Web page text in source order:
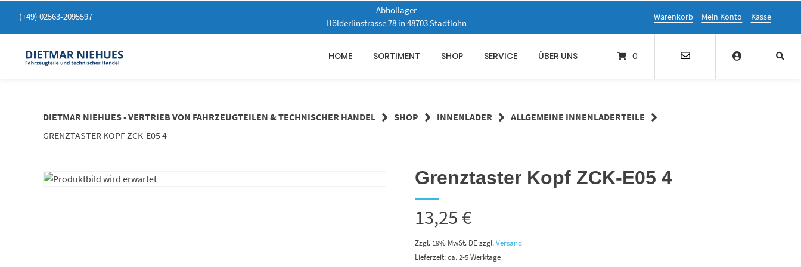
zum
(+49) 02563-2095597
Abhollager
Hölderlinstrasse 78 in 48703 Stadtlohn
Warenkorb Mein Konto Kasse
HOME SORTIMENT SHOP SERVICE ÜBER UNS 0
DIETMAR NIEHUES - VERTRIEB VON FAHRZEUGTEILEN & TECHNISCHER HANDEL SHOP INNENLADER
ALLGEMEINE INNENLADERTEILE
GRENZTASTER KOPF ZCK-E05 4
Grenztaster Kopf ZCK-E05 4
13,25€
Zzgl. 19% MwSt. DE zzgl.Versand
Lieferzeit: ca. 2-5 Werktage